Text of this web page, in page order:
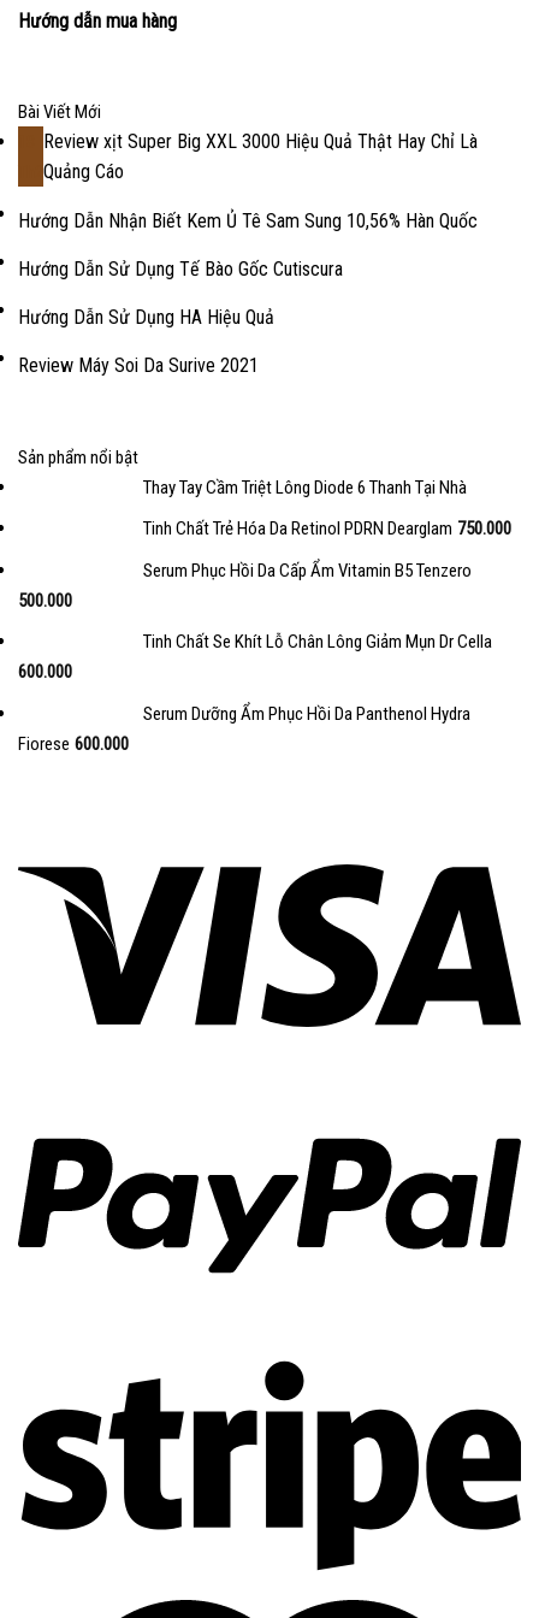
Hướng dẫn mua hàng
Bài Viết Mới
Review xịt Super Big XXL 3000 Hiệu Quả Thật Hay Chỉ Là
Quảng Cáo
Hướng Dẫn Nhận Biết Kem Ủ Tê Sam Sung 10,56% Hàn Quốc
Hướng Dẫn Sử Dụng Tế Bào Gốc Cutiscura
Hướng Dẫn Sử Dụng HA Hiệu Quả
Review Máy Soi Da Surive 2021
Sản phẩm nổi bật
Thay Tay Cầm Triệt Lông Diode 6 Thanh Tại Nhà
Tinh Chất Trẻ Hóa Da Retinol PDRN Dearglam 750.000
Serum Phục Hồi Da Cấp Ẩm Vitamin B5 Tenzero
500.000
Tinh Chất Se Khít Lỗ Chân Lông Giảm Mụn Dr Cella
600.000
Serum Dưỡng Ẩm Phục Hồi Da Panthenol Hydra
Fiorese 600.000